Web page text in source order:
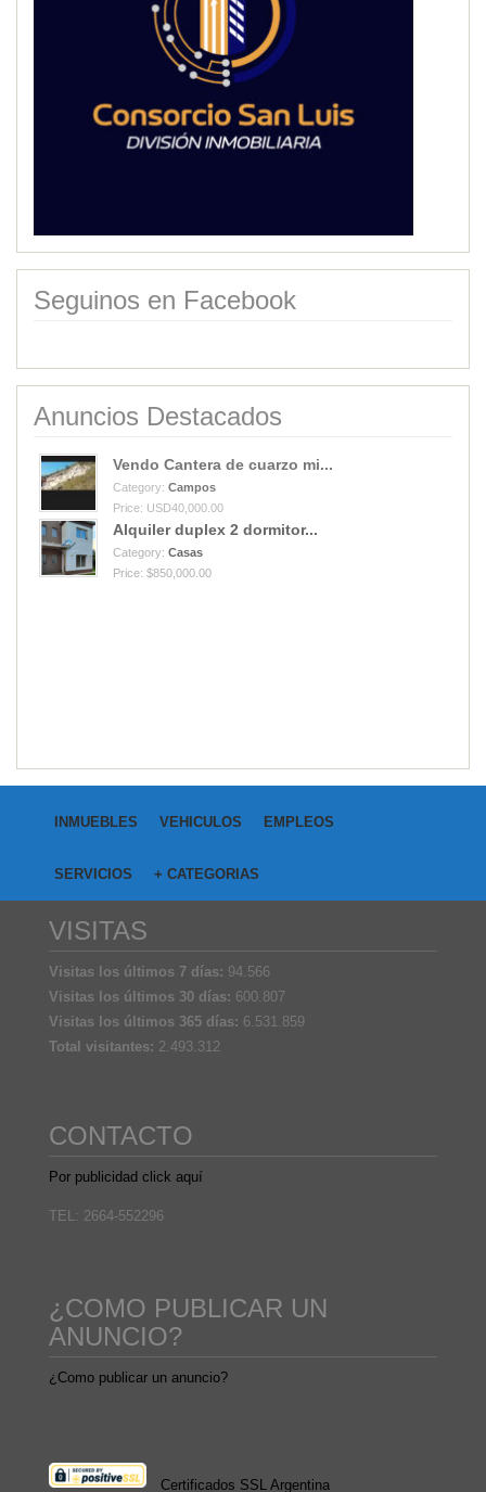
Seguinos en Facebook
Anuncios Destacados
Vendo Cantera de cuarzo mi...
Category: Campos
Price: USD40,000.00
Alquiler duplex 2 dormitor...
Category: Casas
Price: $850,000.00
INMUEBLES VEHICULOS EMPLEOS
SERVICIOS + CATEGORIAS
VISITAS
Visitas los últimos 7 días: 94.566
Visitas los últimos 30 días: 600.807
Visitas los últimos 365 días: 6.531.859
Total visitantes: 2.493.312
CONTACTO
Por publicidad click aquí
TEL: 2664-552296
¿COMO PUBLICAR UN
ANUNCIO?
¿Como publicar un anuncio?
Certificados SSL Argentina